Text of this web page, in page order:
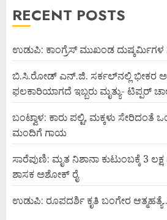
RECENT POSTS
ಉಡುಪಿ: ಕಾಂಗ್ರೆಸ್ ಮುಖಂಡ ದುಷ್ಕರ್ಮಿಗಳ
ಬಿ.ಸಿ.ರೋಡ್ ಎನ್.ಜಿ. ಸರ್ಕಲ್‌ನಲ್ಲಿ ಭೀಕರ
ಫಲಕಾರಿಯಾಗದೆ ಇಬ್ಬರು ಮೃತ್ಯು- ಟಿಪ್ಪರ್
ಬಂಟ್ವಾಳ: ಕಾರು ಪಲ್ಟಿ, ಮಕ್ಕಳು ಸೇರಿದಂತೆ
ಮಂದಿಗೆ ಗಾಯ
ಸಾರೆಪುಣಿ: ಮೃತ ನಿಶಾನಾ ಕುಟುಂಬಕ್ಕೆ 3
ಶಾಸಕ ಅಶೋಕ್ ರೈ
ಉಡುಪಿ: ರೂಪದರ್ಶಿ ಕೃತಿ ಬಂಗೇರ